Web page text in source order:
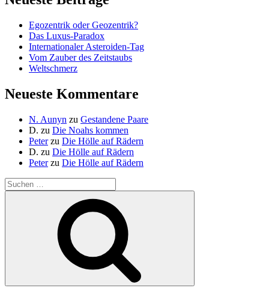
Egozentrik oder Geozentrik?
Das Luxus-Paradox
Internationaler Asteroiden-Tag
Vom Zauber des Zeitstaubs
Weltschmerz
Neueste Kommentare
N. Aunyn zu Gestandene Paare
D. zu Die Noahs kommen
Peterzu Die Hölle auf Rädern
D. zu Die Hölle auf Rädern
Peterzu Die Hölle auf Rädern
Suche
nach: